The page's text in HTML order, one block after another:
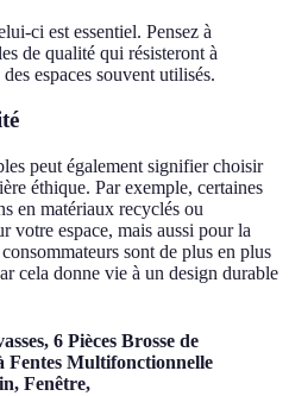
ci est essentiel. Pensez à
de qualité qui résisteront à
espaces souvent utilisés.
peut également signifier choisir
éthique. Par exemple, certaines
en matériaux recyclés ou
votre espace, mais aussi pour la
sont de plus en plus
cela donne vie à un design durable
6 Pièces Brosse de
Fentes Multifonctionnelle
Fenêtre,